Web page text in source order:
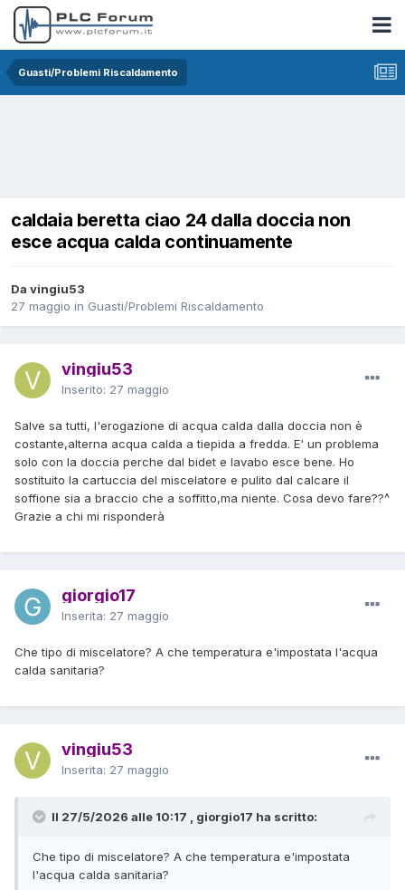
Guasti/Problemi Riscaldamento
caldaia beretta ciao 24 dalla doccia non
esce acqua calda continuamente
Da vingiu53
27 maggio in Guasti/Problemi Riscaldamento
vingiu53
Inserito: 27 maggio
Salve sa tutti, l'erogazione di acqua calda dalla doccia non è
costante,alterna acqua calda a tiepida a fredda. E' un problema
solo con la doccia perche dal bidet e lavabo esce bene. Ho
sostituito la cartuccia del miscelatore e pulito dal calcare il
soffione sia a braccio che a soffitto,ma niente. Cosa devo fare??^
Grazie a chi mi risponderà
giorgio17
Inserita: 27 maggio
Che tipo di miscelatore? A che temperatura e'impostata l'acqua
calda sanitaria?
vingiu53
Inserita: 27 maggio
Il 27/5/2026 alle 10:17 , giorgio17 ha scritto:
Che tipo di miscelatore? A che temperatura e'impostata
l'acqua calda sanitaria?